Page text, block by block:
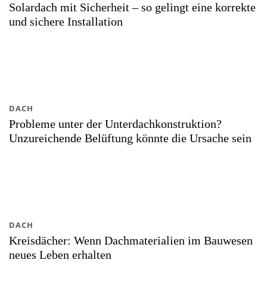
Solardach mit Sicherheit – so gelingt eine korrekte
und sichere Installation
Probleme unter der Unterdachkonstruktion?
Unzureichende Belüftung könnte die Ursache sein
DACH
Kreisdächer: Wenn Dachmaterialien im Bauwesen
neues Leben erhalten
DACH